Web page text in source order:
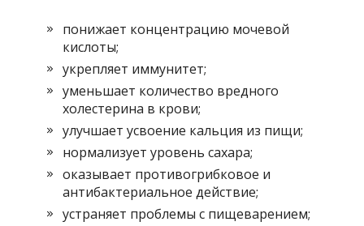
понижает концентрацию мочевой
кислоты;
укрепляет иммунитет;
уменьшает количество вредного
холестерина в крови;
улучшает усвоение кальция из пищи;
нормализует уровень сахара;
оказывает противогрибковое и
антибактериальное действие;
устраняет проблемы с пищеварением;